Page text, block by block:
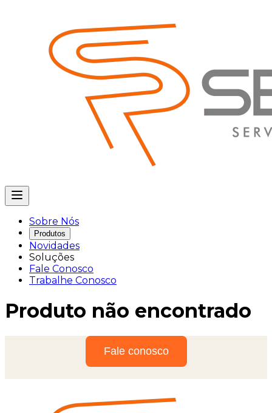
Sobre Nós
Produtos
Novidades
Soluções
Fale Conosco
Trabalhe Conosco
Produto não encontrado
Fale conosco